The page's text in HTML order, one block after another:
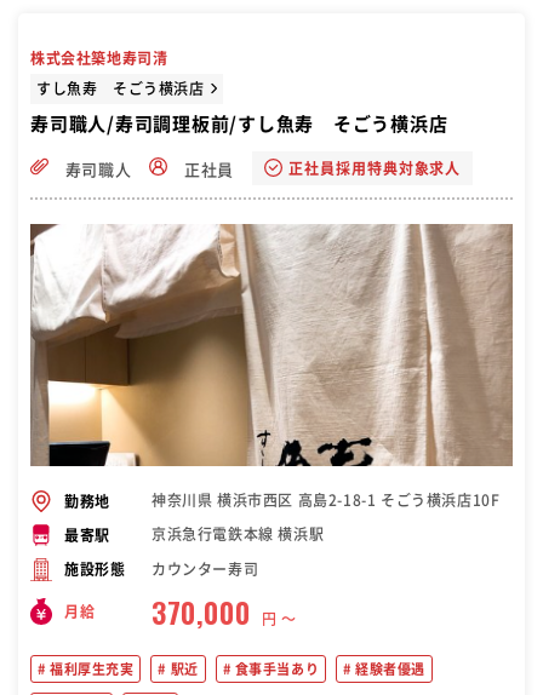
株式会社築地寿司清
すし魚寿 そごう横浜店
寿司職人/寿司調理板前/すし魚寿 そごう横浜店
寿司職人 正社員 正社員採用特典対象求人
勤務地 神奈川県 横浜市西区 高島2-18-1 そごう横浜店10F
最寄駅 京浜急行電鉄本線 横浜駅
施設形態 カウンター寿司
月給 370,000 円 〜
福利厚生充実 駅近 食事手当あり 経験者優遇